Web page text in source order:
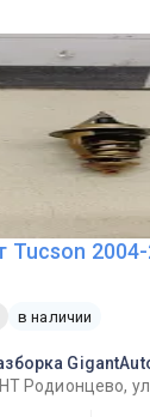
Tucson
в наличии
Родионцево,